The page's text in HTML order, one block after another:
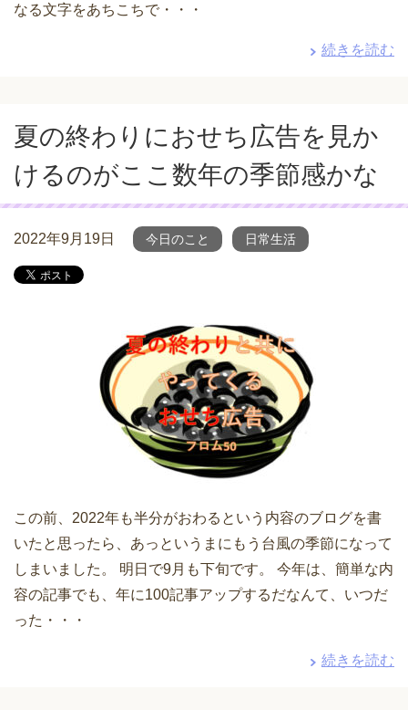
なる文字をあちこちで・・・
続きを読む
夏の終わりにおせち広告を見か
けるのがここ数年の季節感かな
2022年9月19日 今日のこと 日常生活
この前、2022年も半分がおわるという内容のブログを書
いたと思ったら、あっというまにもう台風の季節になって
しまいました。 明日で9月も下旬です。 今年は、簡単な内
容の記事でも、年に100記事アップするだなんて、いつだ
った・・・
続きを読む